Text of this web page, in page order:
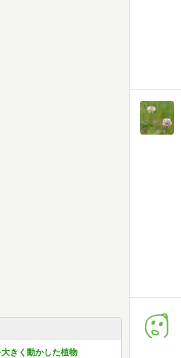
きく動かした植物